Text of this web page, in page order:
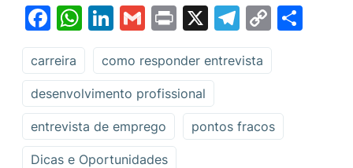
Facebook
WhatsApp
LinkedIn
GmailPrint
X Telegram
Copy
Link
carreira como responder entrevista
desenvolvimento profissional
entrevista de emprego pontos fracos
Dicas e Oportunidades